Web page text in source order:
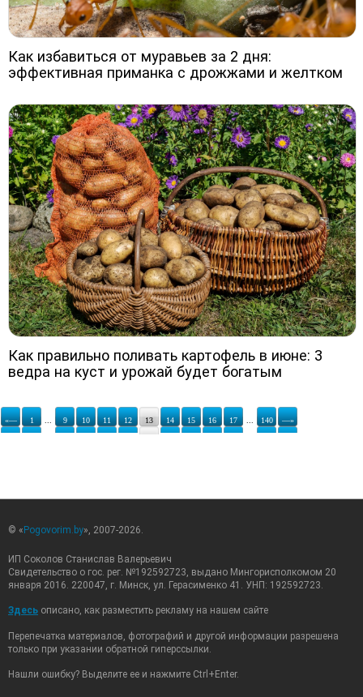
Как избавиться от муравьев за 2 дня:
эффективная приманка с дрожжами и желтком
Как правильно поливать картофель в июне: 3
ведра на куст и урожай будет богатым
«— 1 9 10 11 12 13 14 15 16 17 140 —»
© « Pogovorim.by», 2007-2026.
ИП Соколов Станислав Валерьевич
Свидетельство о гос. рег. №192592723, выдано Мингорисполкомом 20
января 2016. 220047, г. Минск, ул. Герасименко 41. УНП: 192592723.
Здесь описано, как разместить рекламу на нашем сайте
Перепечатка материалов, фотографий и другой информации разрешена
только при указании обратной гиперссылки.
Нашли ошибку? Выделите ее и нажмите Ctrl+Enter.